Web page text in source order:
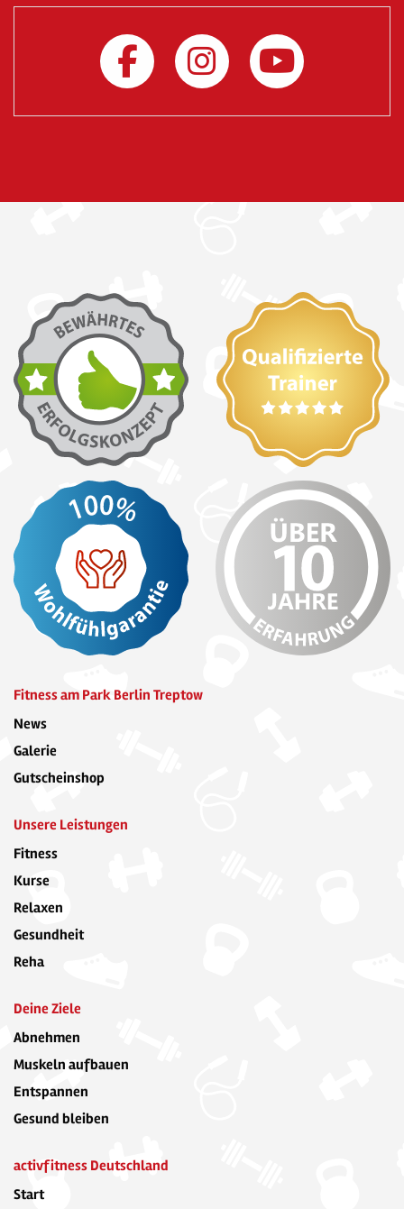
Fitness am Park Berlin Treptow
News
Galerie
Gutscheinshop
Unsere Leistungen
Fitness
Kurse
Relaxen
Gesundheit
Reha
Deine Ziele
Abnehmen
Muskeln aufbauen
Entspannen
Gesund bleiben
activfitness Deutschland
Start